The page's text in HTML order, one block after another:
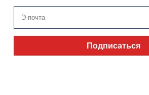
Подписаться